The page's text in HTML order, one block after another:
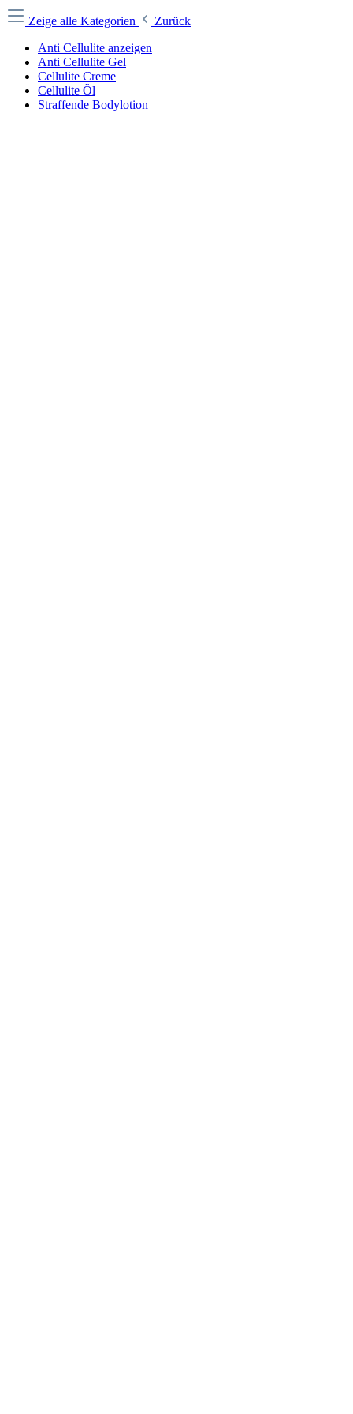
Zeige alle Kategorien
Zurück
Anti Cellulite anzeigen
Anti Cellulite Gel
Cellulite Creme
Cellulite Öl
Straffende Bodylotion